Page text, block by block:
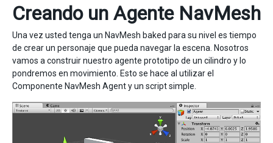
Creando un Agente NavMesh
Una vez usted tenga un NavMesh baked para su nivel es tiempo
de crear un personaje que pueda navegar la escena. Nosotros
vamos a construir nuestro agente prototipo de un cilindro y lo
pondremos en movimiento. Esto se hace al utilizar el
Componente NavMesh Agent y un script simple.